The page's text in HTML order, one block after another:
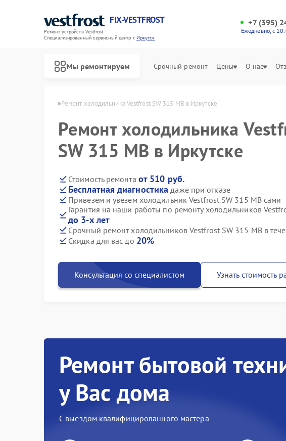
FIX-VESTFROST
Ремонт устройств Vestfrost
Специализированный cервисный центр г.Иркутск
+7 (395)
Ежедневно, с
Мы ремонтируем Срочный ремонт Цены О нас
Ремонт холодильника Vestfrost SW 315 MB в Иркутске
Ремонт холодильника
SW 315 MB в Иркутске
Стоимость ремонта от 510 руб.
Бесплатная диагностика даже при отказе
Привезем и увезем холодильник Vestfrost SW 315 MB сами
Гарантия на наши работы по ремонту холодильников
до 3-х лет
Срочный ремонт холодильников Vestfrost SW 315 MB в
Скидка для вас до 20%
Консультация со специалистом Узнать стоимость
Ремонт бытовой
у Вас дома
С выездом квалифицированного мастера